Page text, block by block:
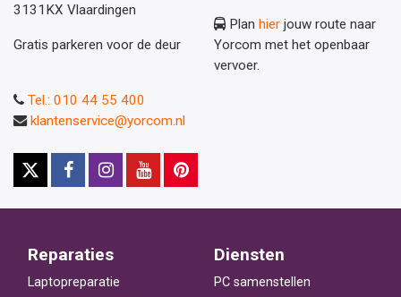
3131KX Vlaardingen
Gratis parkeren voor de deur
Plan hier jouw route naar
Yorcom met het openbaar
vervoer.
Tel.: 010 44 55 400
klantenservice@yorcom.nl
Reparaties
Laptopreparatie
Diensten
PC samenstellen